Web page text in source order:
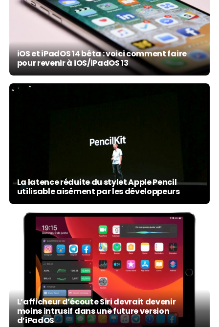
iOS et iPadOS 14 bêta : voici comment faire
pour revenir à iOS/iPadOS 13
La latence réduite du stylet Apple Pencil
utilisable aisément par les développeurs
L’afficheur d’écoute Siri devrait devenir
moins intrusif dans une future version
d’iPadOS